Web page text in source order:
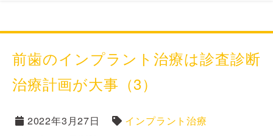
前歯のインプラント治療は診査診断
治療計画が大事（3）
2022年3月27日
インプラント治療